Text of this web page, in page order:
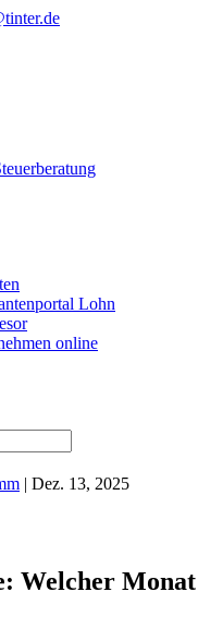
Lohn
online
| Dez. 13, 2025
Welcher